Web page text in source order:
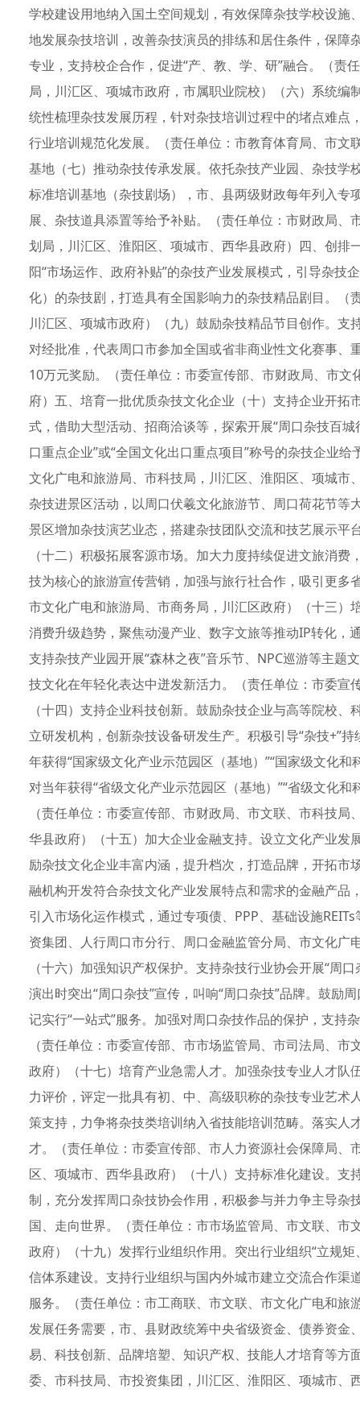
学校建设用地纳入国土空间规划，有效保障杂技学校设
地发展杂技培训，改善杂技演员的排练和居住条件，保
专业，支持校企合作，促进“产、教、学、研”融合。（责
局，川汇区、项城市政府，市属职业院校）（六）系统
统性梳理杂技发展历程，针对杂技培训过程中的堵点难
行业培训规范化发展。（责任单位：市教育体育局、市
基地（七）推动杂技传承发展。依托杂技产业园、杂技
标准培训基地（杂技剧场），市、县两级财政每年列入
展、杂技道具添置等给予补贴。（责任单位：市财政局
划局，川汇区、淮阳区、项城市、西华县政府）四、创
阳“市场运作、政府补贴”的杂技产业发展模式，引导杂技
化）的杂技剧，打造具有全国影响力的杂技精品剧目。
川汇区、项城市政府）（九）鼓励杂技精品节目创作。
对经批准，代表周口市参加全国或省非商业性文化赛事
10万元奖励。（责任单位：市委宣传部、市财政局、市
府）五、培育一批优质杂技文化企业（十）支持企业开拓
式，借助大型活动、招商洽谈等，探索开展“周口杂技百
口重点企业”或“全国文化出口重点项目”称号的杂技企业
文化广电和旅游局、市科技局，川汇区、淮阳区、项城
杂技进景区活动，以周口伏羲文化旅游节、周口荷花节
景区增加杂技演艺业态，搭建杂技团队交流和技艺展示
（十二）积极拓展客源市场。加大力度持续促进文旅消
技为核心的旅游宣传营销，加强与旅行社合作，吸引更
市文化广电和旅游局、市商务局，川汇区政府）（十三
消费升级趋势，聚焦动漫产业、数字文旅等推动IP转化
支持杂技产业园开展“森林之夜”音乐节、NPC巡游等主
技文化在年轻化表达中迸发新活力。（责任单位：市委
（十四）支持企业科技创新。鼓励杂技企业与高等院校
立研发机构，创新杂技设备研发生产。积极引导“杂技+”
年获得“国家级文化产业示范园区（基地）”“国家级文化
对当年获得“省级文化产业示范园区（基地）”“省级文化
（责任单位：市委宣传部、市财政局、市文联、市科技
华县政府）（十五）加大企业金融支持。设立文化产业
励杂技文化企业丰富内涵，提升档次，打造品牌，开拓
融机构开发符合杂技文化产业发展特点和需求的金融产
引入市场化运作模式，通过专项债、PPP、基础设施
资集团、人行周口市分行、周口金融监管分局、市文化
（十六）加强知识产权保护。支持杂技行业协会开展“周
演出时突出“周口杂技”宣传，叫响“周口杂技”品牌。鼓励
记实行“一站式”服务。加强对周口杂技作品的保护，支持
（责任单位：市委宣传部、市市场监管局、市司法局、
政府）（十七）培育产业急需人才。加强杂技专业人才
力评价，评定一批具有初、中、高级职称的杂技专业艺术
策支持，力争将杂技类培训纳入省技能培训范畴。落实
才。（责任单位：市委宣传部、市人力资源社会保障局
区、项城市、西华县政府）（十八）支持标准化建设。
制，充分发挥周口杂技协会作用，积极参与并力争主导
国、走向世界。（责任单位：市市场监管局、市文联、
政府）（十九）发挥行业组织作用。突出行业组织“立规
信体系建设。支持行业组织与国内外城市建立交流合作
服务。（责任单位：市工商联、市文联、市文化广电和
发展任务需要，市、县财政统筹中央省级资金、债券资
易、科技创新、品牌培塑、知识产权、技能人才培育等
委、市科技局、市投资集团，川汇区、淮阳区、项城市、